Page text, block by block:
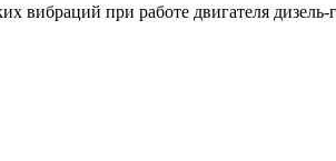
вибраций при работе двигателя